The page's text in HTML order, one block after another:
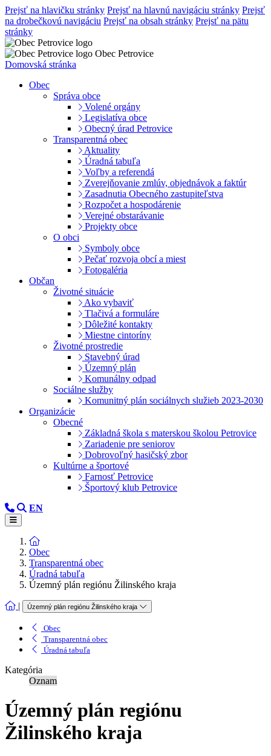
Prejsť na hlavičku stránky Prejsť na hlavnú navigáciu stránky Prejsť
na drobečkovú navigáciu Prejsť na obsah stránky Prejsť na pätu
stránky
Obec Petrovice
Domovská stránka
Obec
Správa obce
Volené orgány
Legislatíva obce
Obecný úrad Petrovice
Transparentná obec
Aktuality
Úradná tabuľa
Voľby a referendá
Zverejňovanie zmlúv, objednávok a faktúr
Zasadnutia Obecného zastupiteľstva
Rozpočet a hospodárenie
Verejné obstarávanie
Projekty obce
O obci
Symboly obce
Pečať rozvoja obcí a miest
Fotogaléria
Občan
Životné situácie
Ako vybaviť
Tlačivá a formuláre
Dôležité kontakty
Miestne cintoríny
Životné prostredie
Stavebný úrad
Územný plán
Komunálny odpad
Sociálne služby
Komunitný plán sociálnych služieb 2023-2030
Organizácie
Obecné
Základná škola s materskou školou Petrovice
Zariadenie pre seniorov
Dobrovoľný hasičský zbor
Kultúrne a športové
Farnosť Petrovice
Športový klub Petrovice
EN
Obec
Transparentná obec
Úradná tabuľa
Územný plán regiónu Žilinského kraja
| Územný plán regiónu Žilinského kraja
Obec
Transparentná obec
Úradná tabuľa
Kategória
Oznam
Územný plán regiónu
Žilinského kraja